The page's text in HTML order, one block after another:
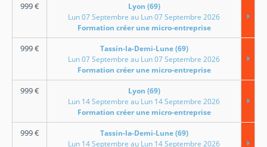
999€
Lyon (69)
Lun 07 Septembre au Lun 07 Septembre 2026
Formation créer une micro-entreprise
999€
Tassin-la-Demi-Lune (69)
Lun 07 Septembre au Lun 07 Septembre 2026
Formation créer une micro-entreprise
999€
Lyon (69)
Lun 14 Septembre au Lun 14 Septembre 2026
Formation créer une micro-entreprise
999€
Tassin-la-Demi-Lune (69)
Lun 14 Septembre au Lun 14 Septembre 2026